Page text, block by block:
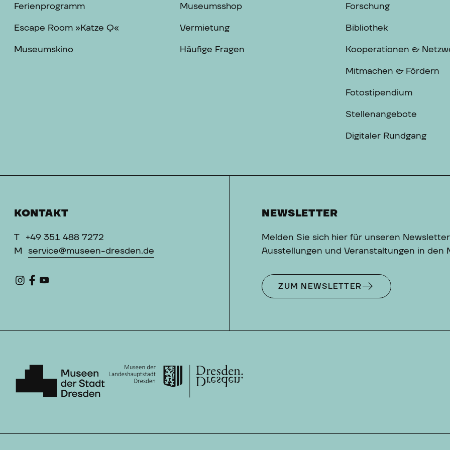
Ferienprogramm
Escape Room »Katze Q«
Museumskino
Museumsshop
Vermietung
Häufige Fragen
Forschung
Bibliothek
Kooperationen &
Mitmachen & Fördern
Fotostipendium
Stellenangebote
Digitaler Rundgang
KONTAKT
T
+49 351 488 7272
M
service@museen-dresden.de
NEWSLETTER
Melden Sie sich hier für unseren
Ausstellungen und Veranstaltungen in den
ZUM NEWSLETTER